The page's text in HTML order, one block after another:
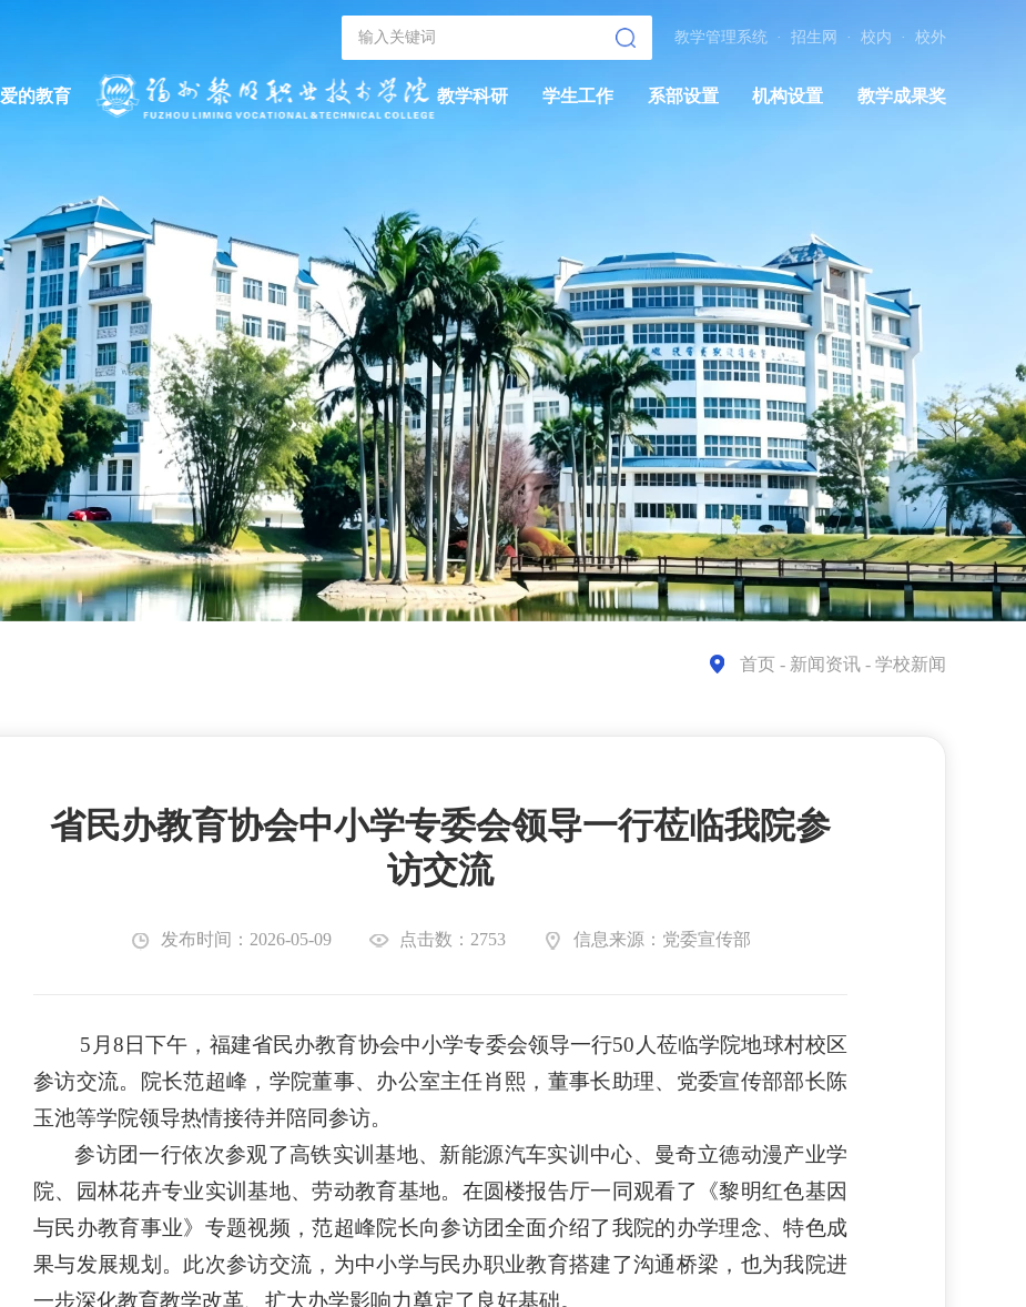
教学管理系统 · 招生网 · 校内 · 校外
爱的教育 教学科研 学生工作 系部设置 机构设置 教学成果奖
首页 - 新闻资讯 - 学校新闻
省民办教育协会中小学专委会领导一行莅临我院参
访交流
发布时间：2026-05-09 点击数：2753 信息来源：党委宣传部
5月8日下午，福建省民办教育协会中小学专委会领导一行50 人莅临学院地球村校区
参访交流。
院长范超峰，学院董事、办公室主任肖熙，董事长助理、党委宣传部部长陈
玉池等学院领导热情接待并陪同参访。
参访团一行依次参观了高铁实训基地、新能源汽车实训中心、 曼奇立德动漫产业学
院、 园林花卉专业实训基地、劳动教育基地。 在圆楼报告厅一同观看了《黎明红色基因
与民办教育事业》专题视频，范超峰院长向参访团全面介绍了我院的办学理念、特色成
果与发展规划。此次参访交流，为中小学与民办职业教育搭建了沟通桥梁，也为我院进
一步深化教育教学改革、扩大办学影响力奠定了良好基础。